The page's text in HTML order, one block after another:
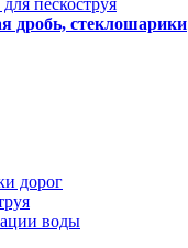
пескоструя
дробь, стеклошарики
дорог
воды